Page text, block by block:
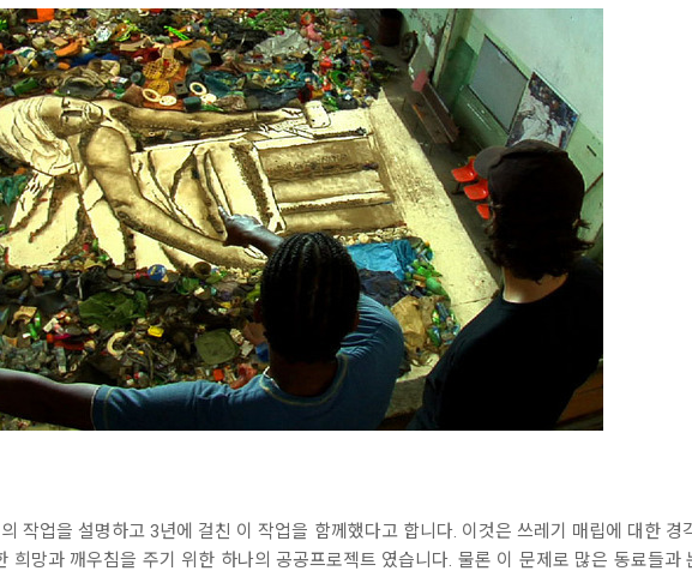
작업을 설명하고 3년에 걸친 이 작업을 함께했다고 합니다. 이것은 쓰레기 매립에 대한 경
희망과 깨우침을 주기 위한 하나의 공공프로젝트 였습니다. 물론 이 문제로 많은 동료들과